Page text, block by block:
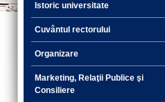
Istoric universitate
Cuvântul rectorului
Organizare
Marketing, Relaţii Publice şi
Consiliere